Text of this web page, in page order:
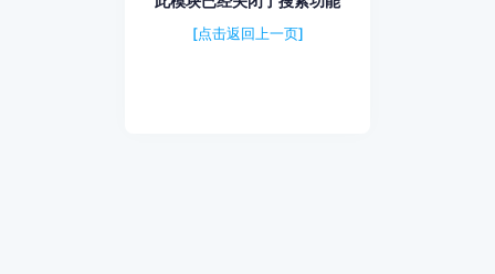
[点击返回上一页]